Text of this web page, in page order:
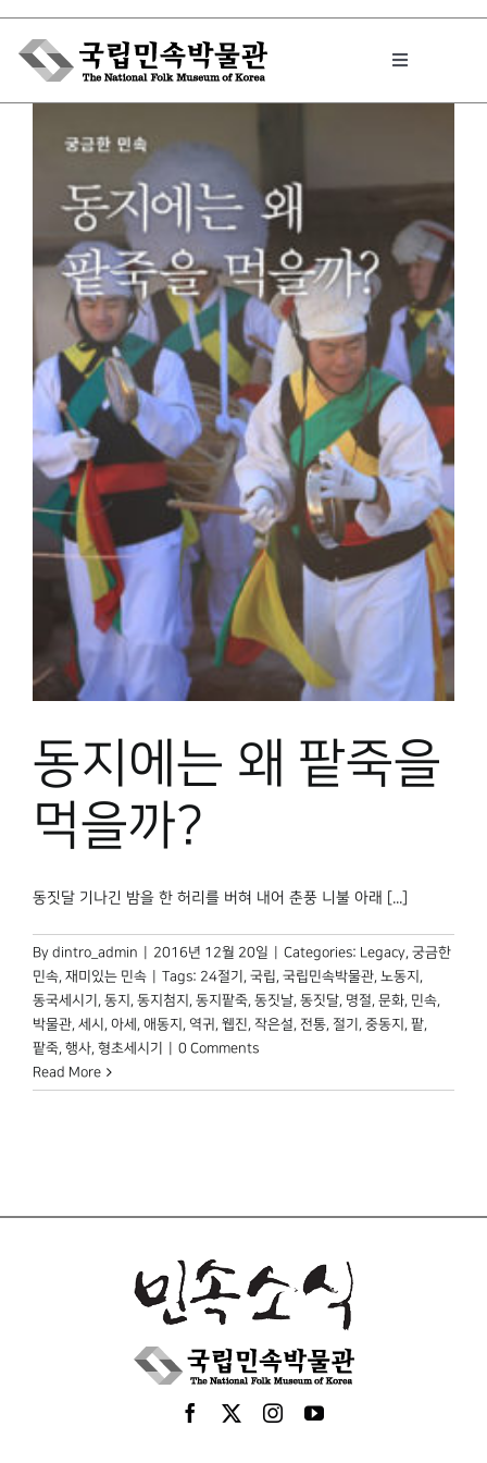
Skip
content
Toggle
박물관에서는
민속이야기
민속 인사이드
원문보기 PDF
박물관 홈페이지
동지에는 왜 팥죽을
먹을까?
동짓달 기나긴 밤을 한 허리를 버혀 내어 춘풍 니불 아래 [...]
By dintro_admin 2016년 12월 20일 Categories: Legacy, 궁금한
민속, 재미있는 민속 Tags: 24절기 , 국립, 국립민속박물관, 노동지 ,
동국세시기 , 동지 , 동지첨지 , 동지팥죽, 동짓날, 동짓달, 명절, 문화, 민속,
박물관, 세시 , 아세 , 애동지 , 역귀 , 웹진, 작은설, 전통, 절기 , 중동지 , 팥,
팥죽, 행사, 형초세시기
0 Comments
Read More